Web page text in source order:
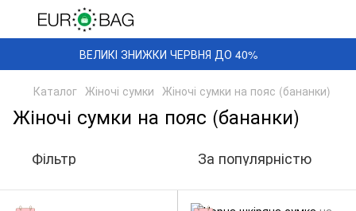
ВЕЛИКІ ЗНИЖКИ ЧЕРВНЯ ДО 40%
Каталог Жіночі сумки Жіночі сумки на пояс (бананки)
Жіночі сумки на пояс (бананки)
Фільтр За популярністю